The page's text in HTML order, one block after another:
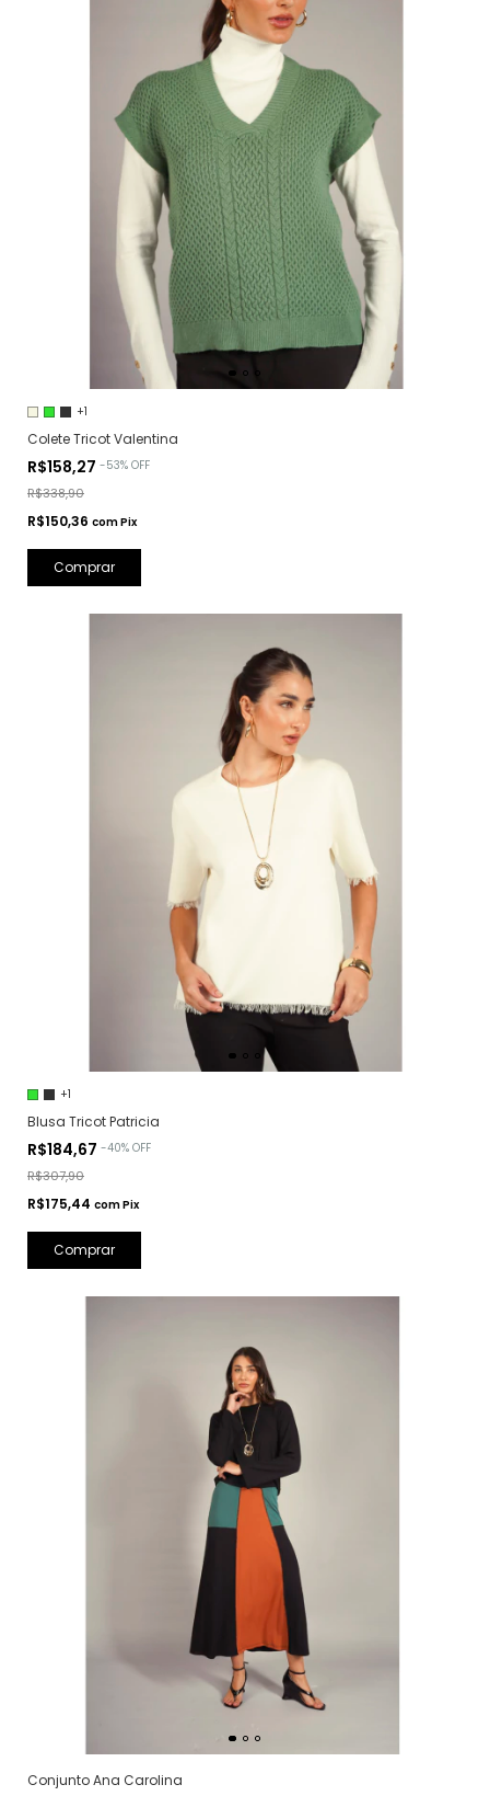
+1
Colete Tricot Valentina
R$158,27 -53% OFF
R$338,90
R$150,36 comPix
Comprar
+1
Blusa Tricot Patricia
R$184,67 -40% OFF
R$307,90
R$175,44 comPix
Comprar
Conjunto Ana Carolina